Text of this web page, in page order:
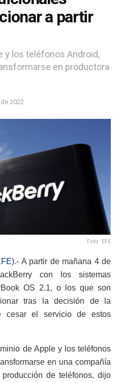
a partir
y los teléfonos Android,
en productora
2022
Foto: EFE
).- A partir de mañana 4 de
con los sistemas
OS 2.1, o los que son
tras la decisión de la
cesar el servicio de estos
de Apple y los teléfonos
en una compañía
de teléfonos, dijo